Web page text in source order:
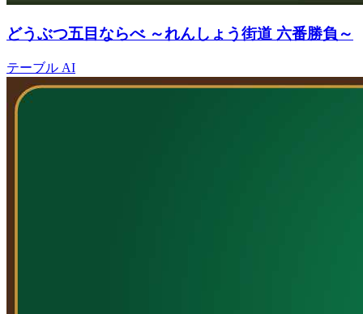
どうぶつ五目ならべ ～れんしょう街道 六番勝負～
テーブル AI